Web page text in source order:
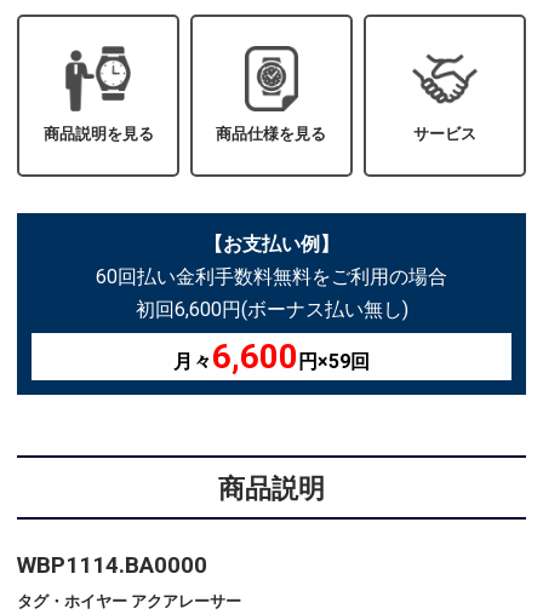
商品説明を見る 商品仕様を見る サービス
【お支払い例】
60回払い金利手数料無料をご利用の場合
初回6,600円(ボーナス払い無し)
月々6,600 円×59回
商品説明
WBP1114.BA0000
タグ・ホイヤー アクアレーサー